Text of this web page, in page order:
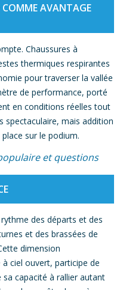
COMME AVANTAGE
Chaussures à
thermiques respirantes
pour traverser la vallée
de performance, porté
en conditions réelles tout
spectaculaire, mais addition
sur le podium.
et questions
des départs et des
et des brassées de
dimension
ciel ouvert, participe de
sa capacité à rallier autant